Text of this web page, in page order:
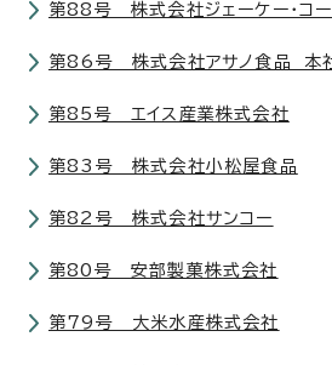
第88号 株式会社ジェーケー・コー
第86号 株式会社アサノ食品 本
第85号 エイス産業株式会社
第83号 株式会社小松屋食品
第82号 株式会社サンコー
第80号 安部製菓株式会社
第79号 大米水産株式会社